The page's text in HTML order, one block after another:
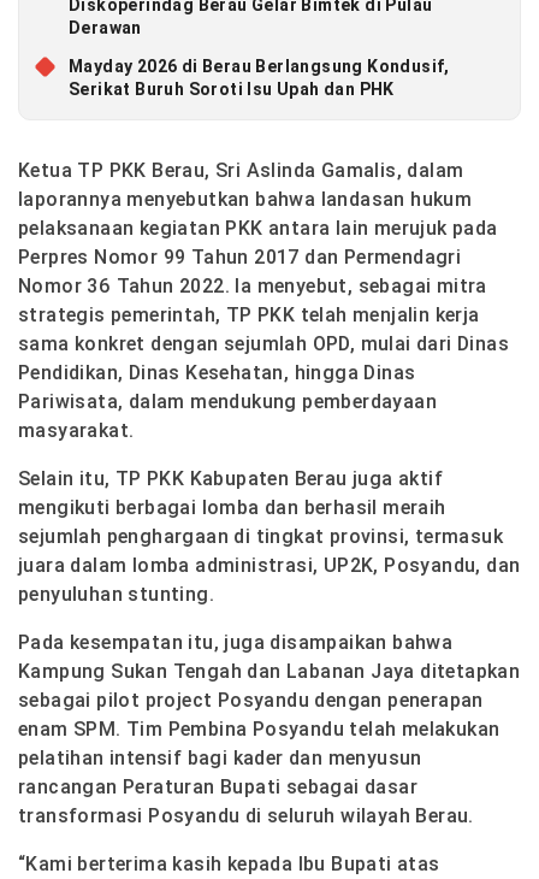
Diskoperindag Berau Gelar Bimtek di Pulau
Derawan
Mayday 2026 di Berau Berlangsung Kondusif,
Serikat Buruh Soroti Isu Upah dan PHK
Ketua TP PKK Berau, Sri Aslinda Gamalis, dalam
laporannya menyebutkan bahwa landasan hukum
pelaksanaan kegiatan PKK antara lain merujuk pada
Perpres Nomor 99 Tahun 2017 dan Permendagri
Nomor 36 Tahun 2022. Ia menyebut, sebagai mitra
strategis pemerintah, TP PKK telah menjalin kerja
sama konkret dengan sejumlah OPD, mulai dari Dinas
Pendidikan, Dinas Kesehatan, hingga Dinas
Pariwisata, dalam mendukung pemberdayaan
masyarakat.
Selain itu, TP PKK Kabupaten Berau juga aktif
mengikuti berbagai lomba dan berhasil meraih
sejumlah penghargaan di tingkat provinsi, termasuk
juara dalam lomba administrasi, UP2K, Posyandu, dan
penyuluhan stunting.
Pada kesempatan itu, juga disampaikan bahwa
Kampung Sukan Tengah dan Labanan Jaya ditetapkan
sebagai pilot project Posyandu dengan penerapan
enam SPM. Tim Pembina Posyandu telah melakukan
pelatihan intensif bagi kader dan menyusun
rancangan Peraturan Bupati sebagai dasar
transformasi Posyandu di seluruh wilayah Berau.
“Kami berterima kasih kepada Ibu Bupati atas